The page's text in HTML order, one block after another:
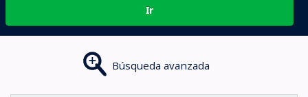
Ir
Búsqueda avanzada